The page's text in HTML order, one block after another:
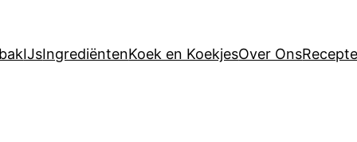
IJsIngrediëntenKoek en KoekjesOver Ons